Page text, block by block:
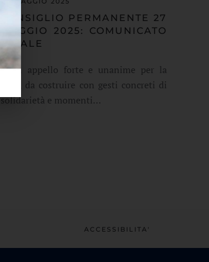
CONSIGLIO PERMANENTE 27
MAGGIO 2025: COMUNICATO
FINALE
È un appello forte e unanime per la
pace, da costruire con gesti concreti di
solidarietà e momenti…
ACCESSIBILITA'